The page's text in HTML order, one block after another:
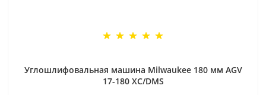
Углошлифовальная машина Milwaukee 180 мм AGV
17-180 XC/DMS